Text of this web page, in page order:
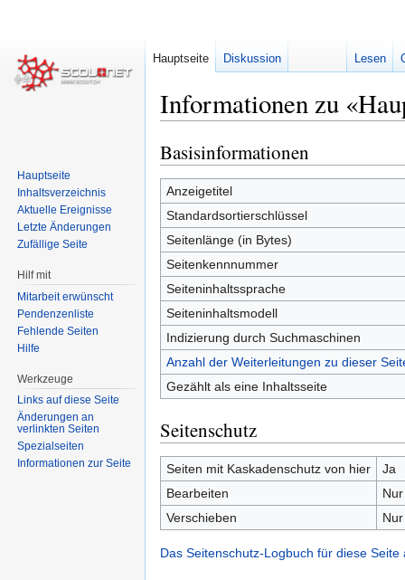
Informationen zu
Zur
Navigation
springen
Zur
Suche
springen
Basisinformationen
Anzeigetitel
Standardsortierschlüssel
Seitenlänge (in Bytes)
Seitenkennnummer
Seiteninhaltssprache
Seiteninhaltsmodell
Indizierung durch Suchmaschinen
Anzahl der Weiterleitungen zu dieser
Gezählt als eine Inhaltsseite
Seitenschutz
Seiten mit Kaskadenschutz von hier
Ja
Bearbeiten
Verschieben
Das Seitenschutz-Logbuch für diese Seite
Hauptseite Diskussion Lesen
Hauptseite
Inhaltsverzeichnis
Aktuelle Ereignisse
Letzte Änderungen
Zufällige Seite
Hilf mit
Mitarbeit erwünscht
Pendenzenliste
Fehlende Seiten
Hilfe
Werkzeuge
Links auf diese Seite
Änderungen an
verlinkten Seiten
Spezialseiten
Informationen zur Seite